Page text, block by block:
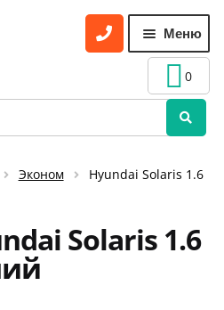
Меню
меню
0
Эконом
Hyundai Solaris 1.6
Solaris 1.6